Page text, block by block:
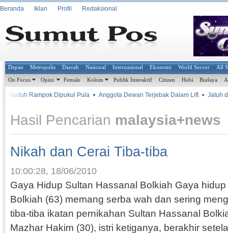
Beranda Iklan Profil Redaksional
Depan Metropolis Daerah Nasional Internasional Ekonomi World Soccer All
On Focus Opini Female Kolom Publik Interaktif Citizen Hobi Budaya
Rampok Dipukul Pula • Anggota Dewan Terjebak Dalam Lift • Jatuh
Hasil Pencarian malaysia+news
Nikah dan Cerai Tiba-tiba
10:00:28, 18/06/2010
Gaya Hidup Sultan Hassanal Bolkiah Gaya
Bolkiah (63) memang serba wah dan sering
tiba-tiba ikatan pernikahan Sultan Hassanal
Mazhar Hakim (30), istri ketiganya, berakhir